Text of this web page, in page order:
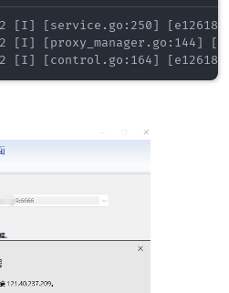
[I] [service.go:250]
[I] [proxy_manager.go:144]